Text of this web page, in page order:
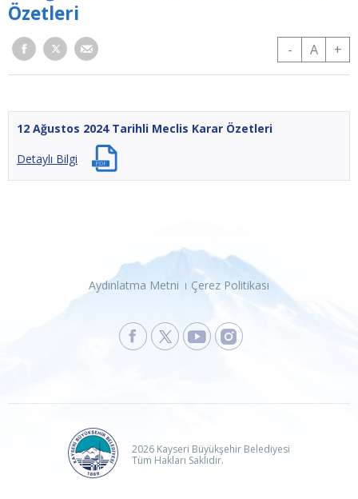
Özetleri
- A +
12 Ağustos 2024 Tarihli Meclis Karar Özetleri
Detaylı Bilgi
Aydınlatma Metni Çerez Politikası
2026 Kayseri Büyükşehir Belediyesi
Tüm Hakları Saklıdır.